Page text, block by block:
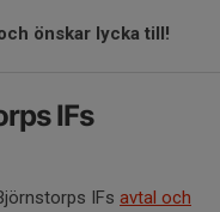
önskar lycka till!
IFs
IFs avtal och